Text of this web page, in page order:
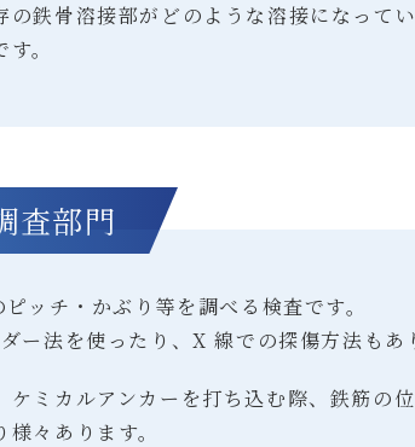
の鉄骨溶接部がどのような溶接になって
。
査部門
ッチ・かぶり等を調べる検査です。
ー法を使ったり、X 線での探傷方法もあ
ミカルアンカーを打ち込む際、鉄筋の
々あります。